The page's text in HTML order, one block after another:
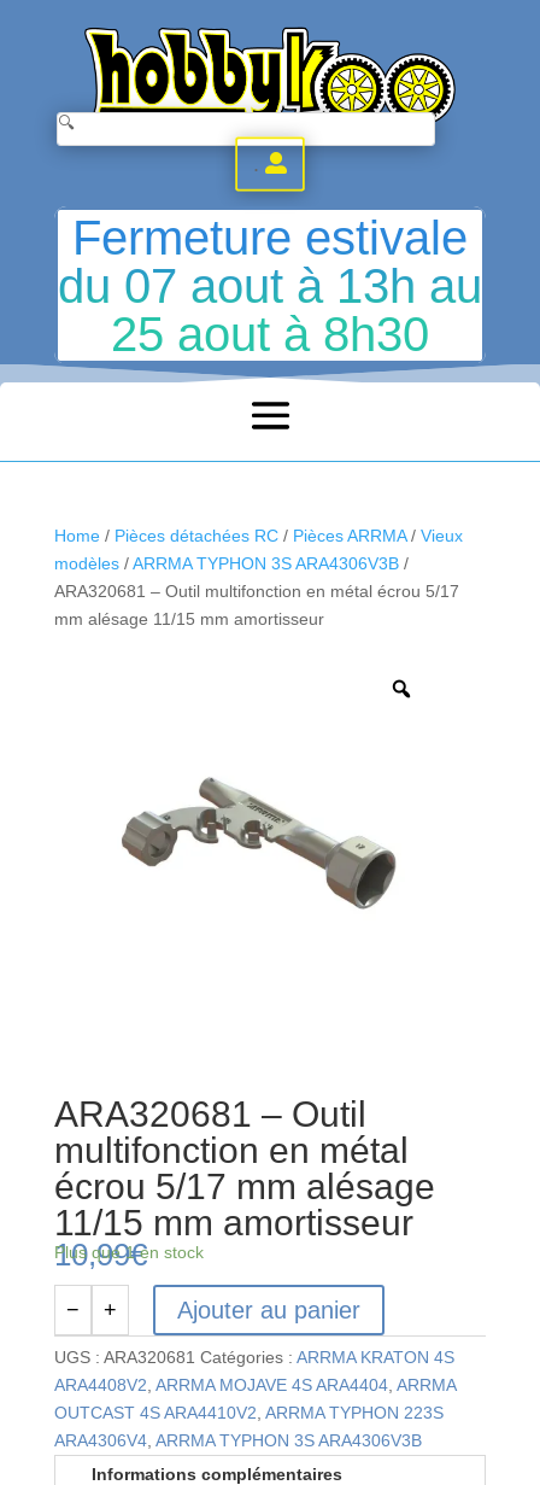
.
Fermeture estivale
du 07 aout à 13h au
25 aout à 8h30
Home/ Pièces détachées RC/ Pièces ARRMA/ Vieux
modèles/ARRMA TYPHON 3S ARA4306V3B/
ARA320681 – Outil multifonction en métal écrou 5/17
mm alésage 11/15 mm amortisseur
ARA320681 – Outil
multifonction en métal
écrou 5/17 mm alésage
11/15 mm amortisseur
10,99€
Plus que 1 en stock
quantité
de
ARA320681
-
Outil
multifonction
− + Ajouter au panier
UGS : ARA320681 Catégories : ARRMA KRATON 4S
ARA4408V2 ARRMA MOJAVE 4S ARA4404, ARRMA
OUTCAST 4S ARA4410V2 ARRMA TYPHON 223S
ARA4306V4, ARRMA TYPHON 3S ARA4306V3B
Informations complémentaires